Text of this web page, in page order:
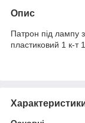
Опис
Патрон під лампу
пластиковий 1 к-т